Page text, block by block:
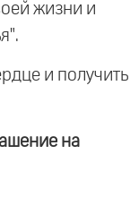
жизни и
и получить
на